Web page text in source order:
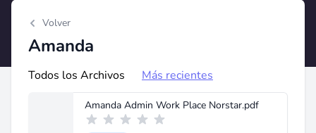
Volver
Amanda
Todos los Archivos Más recientes
Amanda Admin Work Place Norstar.pdf